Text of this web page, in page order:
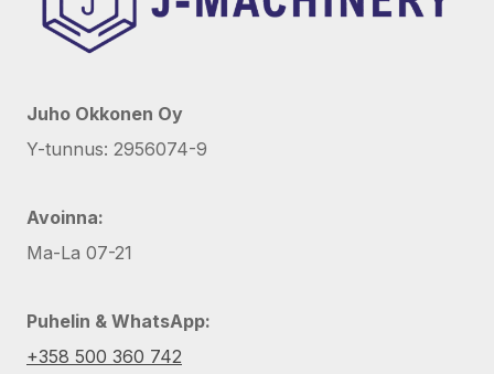
Juho Okkonen Oy
Y-tunnus: 2956074-9
Avoinna:
Ma-La 07-21
Puhelin & WhatsApp:
+358 500 360 742